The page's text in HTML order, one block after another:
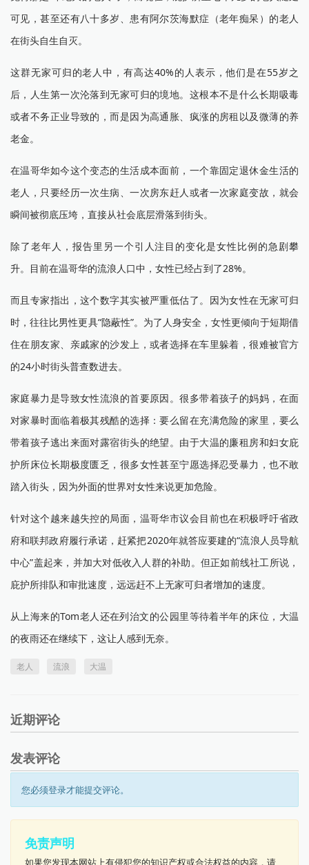
可见，甚至还有八十多岁、患有阿尔茨海默症（老年痴呆）的老人
在街头自生自灭。
这群无家可归的老人中，有高达40%的人表示，他们是在55岁之
后，人生第一次沦落到无家可归的境地。这根本不是什么长期吸毒
或者不务正业导致的，而是因为高通胀、疯涨的房租以及微薄的养
老金。
在温哥华如今这个变态的生活成本面前，一个靠固定退休金生活的
老人，只要经历一次生病、一次房东赶人或者一次家庭变故，就会
瞬间被彻底压垮，直接从社会底层滑落到街头。
除了老年人，报告里另一个引人注目的变化是女性比例的急剧攀
升。目前在温哥华的流浪人口中，女性已经占到了28%。
而且专家指出，这个数字其实被严重低估了。因为女性在无家可归
时，往往比男性更具“隐蔽性”。为了人身安全，女性更倾向于短期借
住在朋友家、亲戚家的沙发上，或者选择在车里躲着，很难被官方
的24小时街头普查数进去。
家庭暴力是导致女性流浪的首要原因。很多带着孩子的妈妈，在面
对家暴时面临着极其残酷的选择：要么留在充满危险的家里，要么
带着孩子逃出来面对露宿街头的绝望。由于大温的廉租房和妇女庇
护所床位长期极度匮乏，很多女性甚至宁愿选择忍受暴力，也不敢
踏入街头，因为外面的世界对女性来说更加危险。
针对这个越来越失控的局面，温哥华市议会目前也在积极呼吁省政
府和联邦政府履行承诺，赶紧把2020年就答应要建的“流浪人员导航
中心”盖起来，并加大对低收入人群的补助。但正如前线社工所说，
庇护所排队和审批速度，远远赶不上无家可归者增加的速度。
从上海来的Tom老人还在列治文的公园里等待着半年的床位，大温
的夜雨还在继续下，这让人感到无奈。
老人 流浪 大温
近期评论
发表评论
您必须登录才能提交评论。
免责声明
如果您发现本网站上有侵犯您的知识产权或合法权益的内容，请